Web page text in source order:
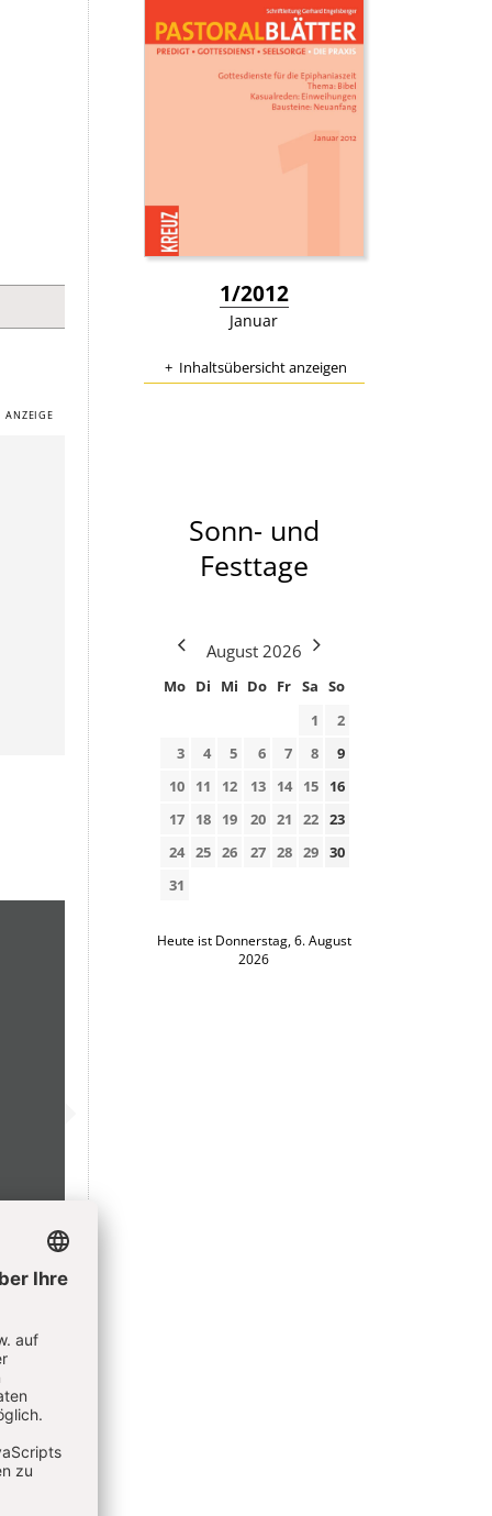
1/2012:
Januar
Inhaltsübersicht anzeigen
Sonn- und
Festtage
August 2026
Mo Di Mi Do Fr Sa So
1
2
3
4 5 6 7 8
9
10
11 12 13 14 15
16
17
18 19 20 21 22 23
24 25 26 27 28 29 30
31
Heute ist Donnerstag, 6. August
2026